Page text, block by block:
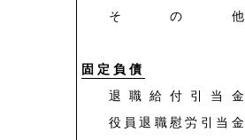
その他
固定負債
退職給付引当金
役員退職慰労引当金